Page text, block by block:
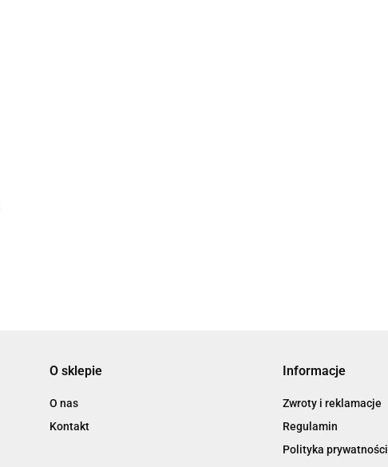
O sklepie
O nas
Kontakt
Informacje
Zwroty i reklamacje
Regulamin
Polityka prywatności